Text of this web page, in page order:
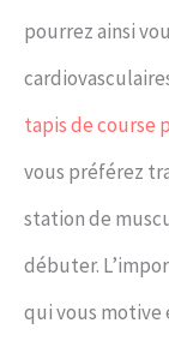
pourrez ainsi
tapis de course
vous préférez
station de
débuter.
qui vous motive